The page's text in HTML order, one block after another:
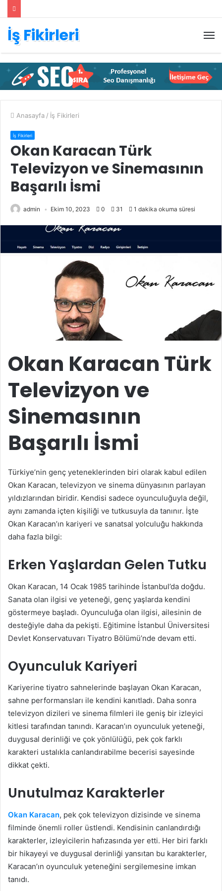
İş Fikirleri
Anasayfa / İş Fikirleri
İş Fikirleri
Okan Karacan Türk
Televizyon ve Sinemasının
Başarılı İsmi
admin Ekim 10, 2023 0 31 1 dakika okuma süresi
Okan Karacan Türk
Televizyon ve
Sinemasının
Başarılı İsmi
Türkiye’nin genç yeteneklerinden biri olarak kabul edilen
Okan Karacan, televizyon ve sinema dünyasının parlayan
yıldızlarından biridir. Kendisi sadece oyunculuğuyla değil,
aynı zamanda içten kişiliği ve tutkusuyla da tanınır. İşte
Okan Karacan’ın kariyeri ve sanatsal yolculuğu hakkında
daha fazla bilgi:
Erken Yaşlardan Gelen Tutku
Okan Karacan, 14 Ocak 1985 tarihinde İstanbul’da doğdu.
Sanata olan ilgisi ve yeteneği, genç yaşlarda kendini
göstermeye başladı. Oyunculuğa olan ilgisi, ailesinin de
desteğiyle daha da pekişti. Eğitimine İstanbul Üniversitesi
Devlet Konservatuvarı Tiyatro Bölümü’nde devam etti.
Oyunculuk Kariyeri
Kariyerine tiyatro sahnelerinde başlayan Okan Karacan,
sahne performansları ile kendini kanıtladı. Daha sonra
televizyon dizileri ve sinema filmleri ile geniş bir izleyici
kitlesi tarafından tanındı. Karacan’ın oyunculuk yeteneği,
duygusal derinliği ve çok yönlülüğü, pek çok farklı
karakteri ustalıkla canlandırabilme becerisi sayesinde
dikkat çekti.
Unutulmaz Karakterler
Okan Karacan, pek çok televizyon dizisinde ve sinema
filminde önemli roller üstlendi. Kendisinin canlandırdığı
karakterler, izleyicilerin hafızasında yer etti. Her biri farklı
bir hikayeyi ve duygusal derinliği yansıtan bu karakterler,
Karacan’ın oyunculuk yeteneğini sergilemesine imkan
tanıdı.